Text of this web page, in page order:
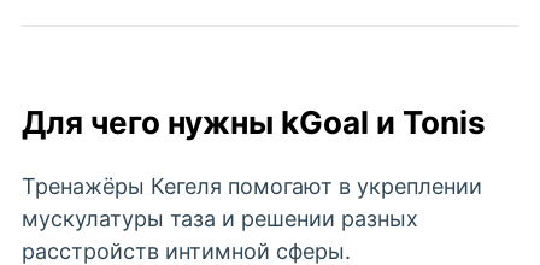
Для чего нужны kGoal и Tonis
Тренажёры Кегеля помогают в укреплении
мускулатуры таза и решении разных
расстройств интимной сферы.